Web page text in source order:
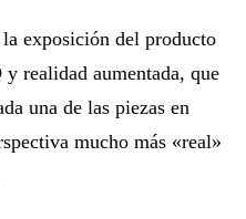
exposición del producto
realidad aumentada, que
una de las piezas en
mucho más «real»